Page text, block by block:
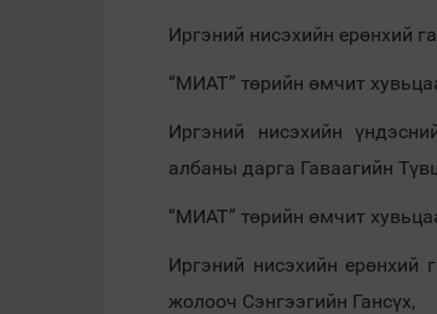
Иргэний нисэхийн ерөнхий
“МИАТ” төрийн өмчит
Иргэний нисэхийн
албаны дарга Гаваагийн
“МИАТ” төрийн өмчит
Иргэний нисэхийн ерөнхий
жолооч Сэнгээгийн Гансүх,